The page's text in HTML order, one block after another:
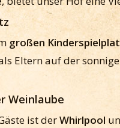
großen
Eltern auf der
Weinlaube
ist derWhirlpool